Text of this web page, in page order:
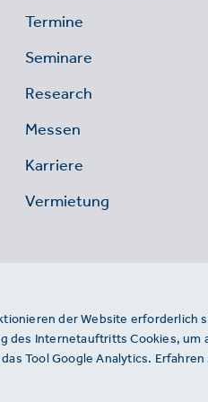
Termine
Seminare
Research
Messen
Karriere
Vermietung
der Website erforderlich
des Internetauftritts Cookies, um
Tool Google Analytics.